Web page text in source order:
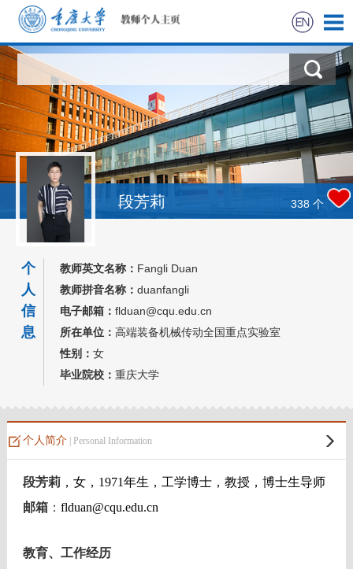
首页
科学研究
教学研究
获奖信息
社会实践
招生信息
学生信息
我的相册
段芳莉 338 个
个
人
信
息
教师英文名称： Fangli Duan
教师拼音名称： duanfangli
电子邮箱： flduan@cqu.edu.cn
所在单位： 高端装备机械传动全国重点实验室
性别： 女
毕业院校： 重庆大学
个人简介| Personal Information
段芳莉，女，1971年生，工学博士，教授，博士生导师
邮箱： flduan@cqu.edu.cn
教育、工作经历